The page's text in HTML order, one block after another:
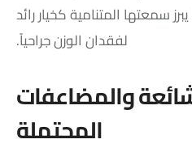
سمعتها المتنامية كخيار رائد
لفقدان الوزن جراحياً.
والمضاعفات
المحتملة